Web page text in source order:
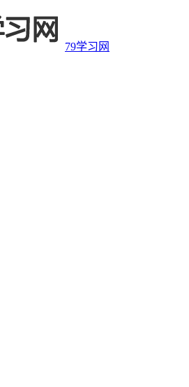
79学习网